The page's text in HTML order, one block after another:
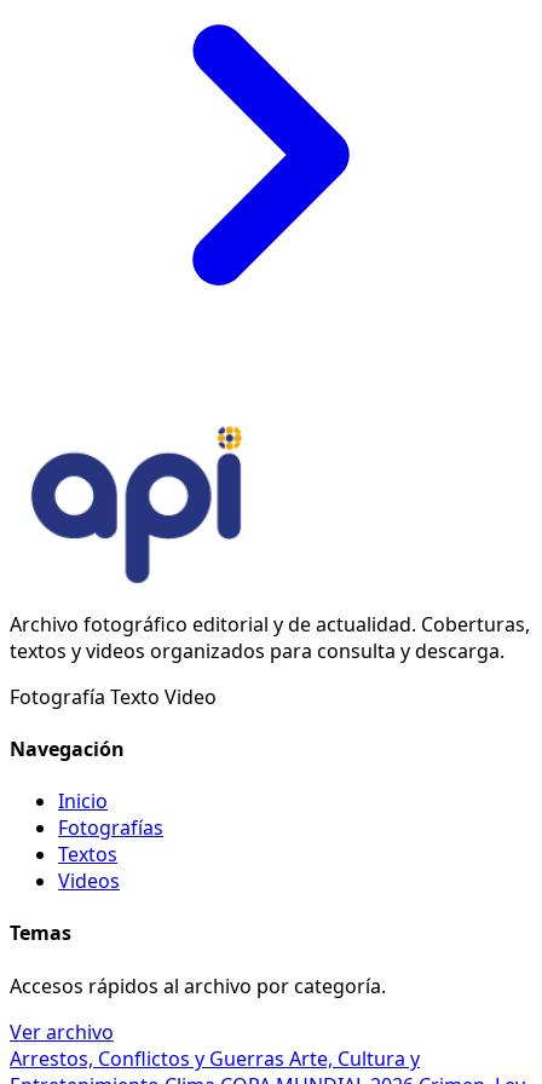
Archivo fotográfico editorial y de actualidad. Coberturas,
textos y videos organizados para consulta y descarga.
Fotografía Texto Video
Navegación
Inicio
Fotografías
Textos
Videos
Temas
Accesos rápidos al archivo por categoría.
Ver archivo
Arrestos, Conflictos y Guerras Arte, Cultura y